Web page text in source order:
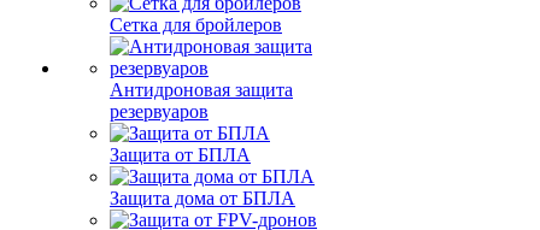
Сетка для бройлеров
Антидроновая защита
резервуаров
Защита от БПЛА
Защита дома от БПЛА